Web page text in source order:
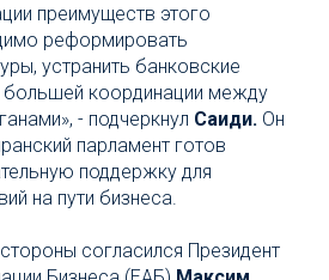
преимуществ этого
реформировать
устранить банковские
координации между
- подчеркнул Саиди. Он
парламент готов
поддержку для
на пути бизнеса.
согласился Президент